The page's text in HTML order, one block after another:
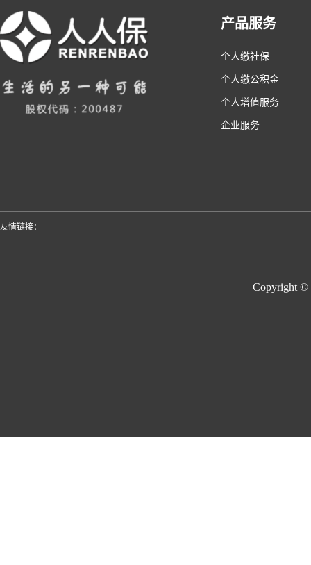
产品服务
个人缴社保
个人缴公积金
个人增值服务
企业服务
友情链接：
Copyright ©